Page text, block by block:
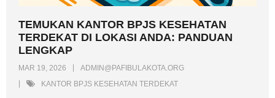
TEMUKAN KANTOR BPJS KESEHATAN
TERDEKAT DI LOKASI ANDA: PANDUAN
LENGKAP
MAR 19, 2026
ADMIN@PAFIBULAKOTA.ORG
KANTOR BPJS KESEHATAN TERDEKAT